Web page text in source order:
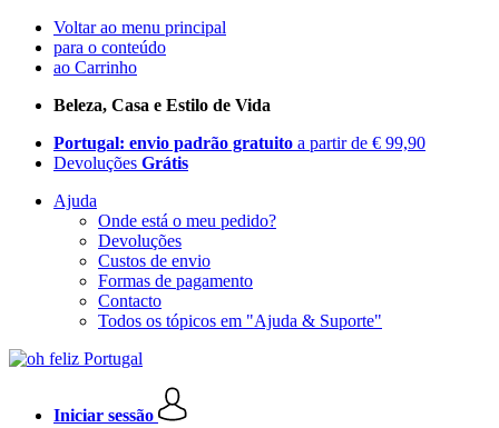
Voltar ao menu principal
para o conteúdo
ao Carrinho
Beleza, Casa e Estilo de Vida
Portugal: envio padrão gratuito a partir de € 99,90
Devoluções Grátis
Ajuda
Onde está o meu pedido?
Devoluções
Custos de envio
Formas de pagamento
Contacto
Todos os tópicos em "Ajuda & Suporte"
Iniciar sessão